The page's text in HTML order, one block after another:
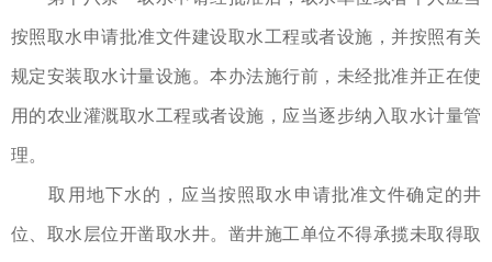
按照取水申请批准文件建设取水工程或者设施，并按照有关
规定安装取水计量设施。本办法施行前，未经批准并正在使
用的农业灌溉取水工程或者设施，应当逐步纳入取水计量管
理。
取用地下水的，应当按照取水申请批准文件确定的井
位、取水层位开凿取水井。凿井施工单位不得承揽未取得取